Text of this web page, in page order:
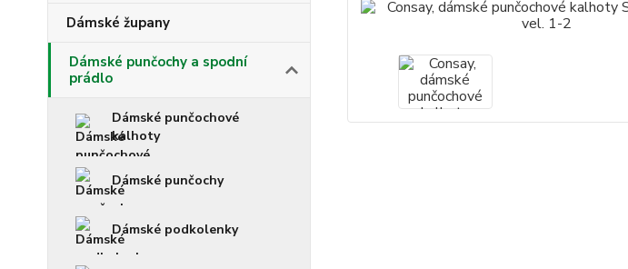
Dámské župany
Dámské punčochy a spodní
prádlo
Dámské punčochové
kalhoty
Dámské punčochy
Dámské podkolenky